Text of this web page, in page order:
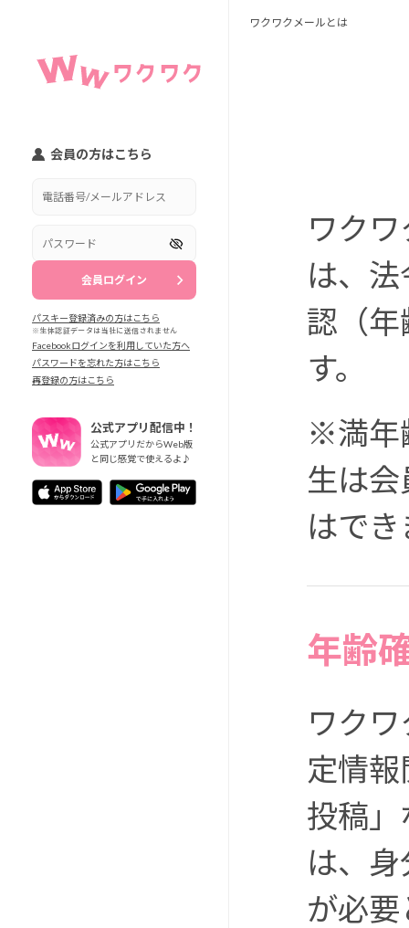
ワクワクメールとは
ワク
は、
認（
す。
※満年
生は
はで
年齢
ワク
定情
投稿
は、
が必要
会員の方はこちら
会員ログイン
パスキー登録済みの方はこちら
※ 生体認証データは当社に送信されません
Facebookログインを利用していた方へ
パスワードを忘れた方はこちら
再登録の方はこちら
公式アプリ配信中！
公式アプリだからWeb版
と同じ感覚で使えるよ♪